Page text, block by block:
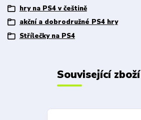
hry na PS4 v češtině
akční a dobrodružné PS4 hry
Střílečky na PS4
Související zboží